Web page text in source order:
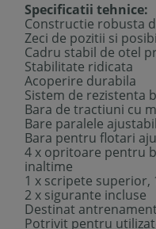
Specificatii tehnice:
Constructie robusta
Zeci de pozitii si
Cadru stabil de otel
Stabilitate ridicata
Acoperire durabila
Sistem de rezistenta
Bara de tractiuni cu
Bare paralele
Bara pentru flotari
4 x opritoare pentru
inaltime
1 x scripete
2 x sigurante incluse
Destinat
Potrivit pentru